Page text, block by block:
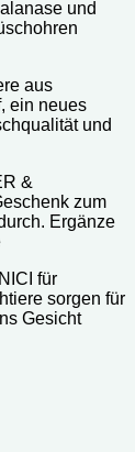
und
aus
ein neues
und
&
zum
Ergänze
für
sorgen für
Gesicht